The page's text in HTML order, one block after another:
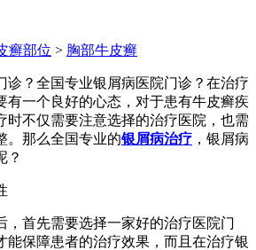
癣部位 > 胸部牛皮癣
诊？全国专业银屑病医院门诊？在治疗
有一个良好的心态，对于患有牛皮癣疾
时不仅需要注意选择的治疗医院，也需
。那么全国专业的银屑病治疗 ，银屑病
？
，首先需要选择一家好的治疗医院门
能保障患者的治疗效果，而且在治疗银